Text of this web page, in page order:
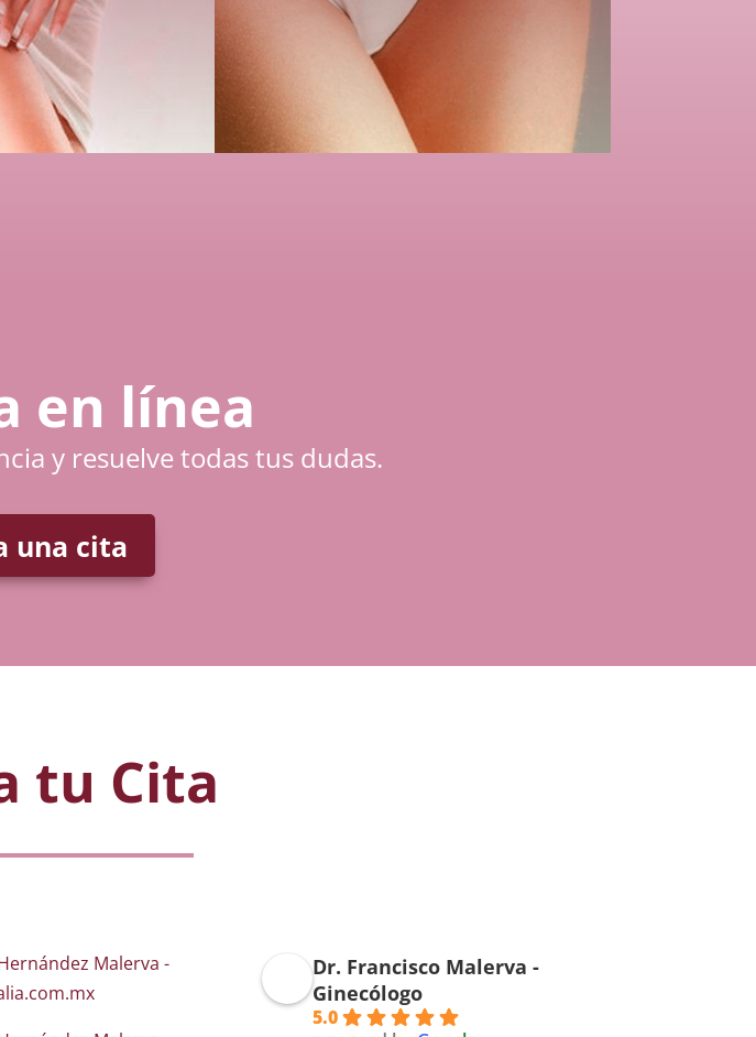
en línea
y resuelve todas tus dudas.
una cita
tu Cita
Malerva -
Dr. Francisco Malerva -
Ginecólogo
5.0